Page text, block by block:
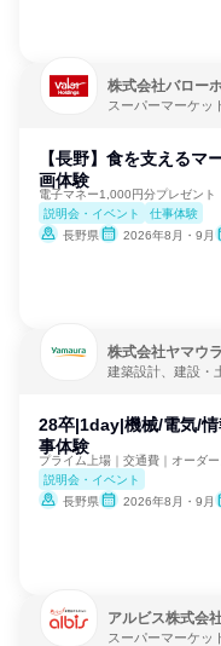
株式会社バロー
スーパーマーケッ
【長野】食を支えるマ
画体験
電子マネー1,000円分プレゼント
説明会・イベント
仕事体験
長野県
2026年8月・9月
株式会社ヤマウラ
建築設計、建設・
28卒|1day|機械/電気/
事体験
プライム上場｜交通費｜オーダ
説明会・イベント
長野県
2026年8月・9月
アルビス株式会
スーパーマーケッ